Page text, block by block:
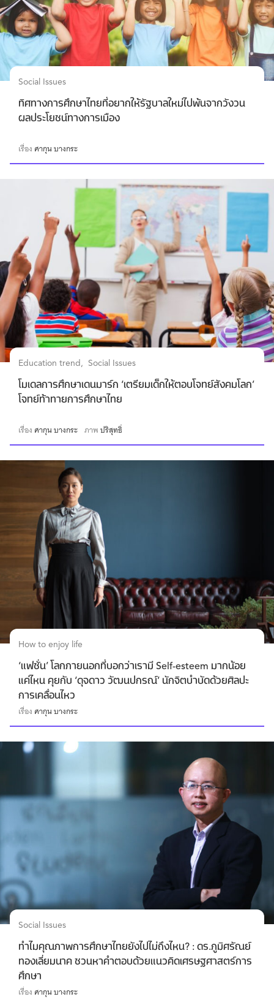
Social Issues
ทิศทางการศึกษาไทยที่อยากให้รัฐบาลใหม่ไปพ้นจากวังวน
ผลประโยชน์ทางการเมือง
เรื่อง ศากุน บางกระ
Education trend Social Issues
โมเดลการศึกษาเดนมาร์ก ‘เตรียมเด็กให้ตอบโจทย์สังคมโลก’
โจทย์ท้าทายการศึกษาไทย
เรื่อง ศากุน บางกระ ภาพปริสุทธิ์
How to enjoy life
‘แฟชั่น’ โลกภายนอกที่บอกว่าเรามี Self-esteem มากน้อย
แค่ไหน คุยกับ ‘ดุจดาว วัฒนปกรณ์’ นักจิตบำบัดด้วยศิลปะ
การเคลื่อนไหว
เรื่อง ศากุน บางกระ
Social Issues
ทำไมคุณภาพการศึกษาไทยยังไปไม่ถึงไหน? : ดร.ภูมิศรัณย์
ทองเลี่ยมนาค ชวนหาคำตอบด้วยแนวคิดเศรษฐศาสตร์การ
ศึกษา
เรื่อง ศากุน บางกระ